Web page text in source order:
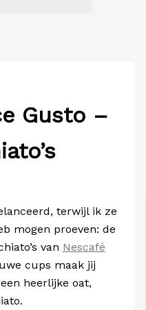
Gusto –
terwijl ik ze
mogen proeven: de
van Nescafé
cups maak jij
heerlijke oat,